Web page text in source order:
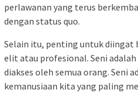
perlawanan yang terus
dengan status quo.
Selain itu, penting untuk diingat
elit atau profesional. Seni adalah
diakses oleh semua orang. Seni
kemanusiaan kita yang paling